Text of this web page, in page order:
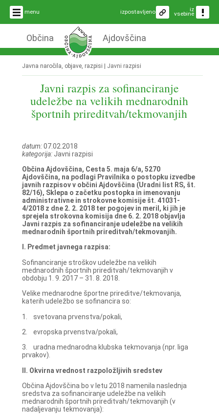
menu iz
vsebine
izpostavljeno
Občina Ajdovščina
Javna naročila, objave, razpisi | Javni razpisi
Javni razpis za sofinanciranje
udeležbe na velikih mednarodnih
športnih prireditvah/tekmovanjih
datum:07.02.2018
kategorija:Javni razpisi
Občina Ajdovščina, Cesta 5. maja 6/a, 5270
Ajdovščina, na podlagi Pravilnika o postopku izvedbe
javnih razpisov v občini Ajdovščina (Uradni list RS, št.
82/16), Sklepa o začetku postopka in imenovanju
administrativne in strokovne komisije št. 41031-
4/2018 z dne 2. 2. 2018 ter pogojev in meril, ki jih je
sprejela strokovna komisija dne 6. 2. 2018 objavlja
Javni razpis za sofinanciranje udeležbe na velikih
mednarodnih športnih prireditvah/tekmovanjih.
I. Predmet javnega razpisa:
Sofinanciranje stroškov udeležbe na velikih
mednarodnih športnih prireditvah/tekmovanjih v
obdobju 1. 9. 2017 – 31. 8. 2018.
Velike mednarodne športne prireditve/tekmovanja,
katerih udeležbo se sofinancira so:
1. svetovana prvenstva/pokali,
2. evropska prvenstva/pokali,
3. uradna mednarodna klubska tekmovanja (npr. liga
prvakov).
II. Okvirna vrednost razpoložljivih sredstev
Občina Ajdovščina bo v letu 2018 namenila naslednja
sredstva za sofinanciranje udeležbe na velikih
mednarodnih športnih prireditvah/tekmovanjih (v
nadaljevanju tekmovanja):